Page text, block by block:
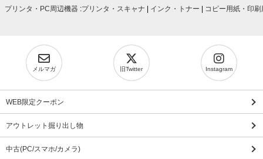
プリンタ・PC周辺機器 :プリンタ・スキャナ インク・トナー コピー用紙・印刷
メルマガ 旧Twitter Instagram
WEB限定クーポン
アウトレット掘り出し物
中古(PC/スマホ/カメラ)